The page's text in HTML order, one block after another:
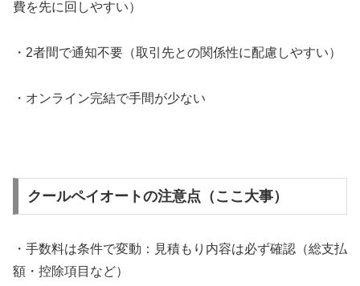
費を先に回しやすい）
・2者間で通知不要（取引先との関係性に配慮しやすい）
・オンライン完結で手間が少ない
クールペイオートの注意点（ここ大事）
・手数料は条件で変動：見積もり内容は必ず確認（総支払
額・控除項目など）